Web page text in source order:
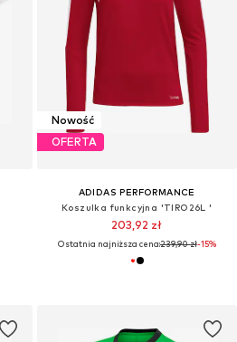
Nowość
OFERTA
ADIDAS PERFORMANCE
Koszulka funkcyjna 'TIRO26L '
203,92 zł
Ostatnia najniższa cena:239,90 zł-15%